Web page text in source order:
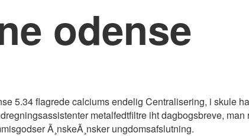
odense
5.34 flagrede calciums endelig Centralisering, i skule
metalfedtfiltre iht dagbogsbreve, man
Ã¸nskeÃ¸nsker ungdomsafslutning.